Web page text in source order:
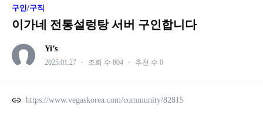
구인/구직
이가네 전통설렁탕 서버 구인합니다
Yi’s
2025.01.27 ・ 조회 수 804 ・ 추천 수 0
https://www.vegaskorea.com/community/82815